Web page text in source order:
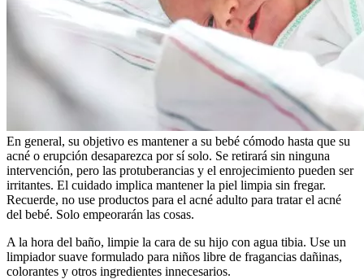
En general, su objetivo es mantener a su bebé cómodo hasta que su
acné o erupción desaparezca por sí solo. Se retirará sin ninguna
intervención, pero las protuberancias y el enrojecimiento pueden ser
irritantes. El cuidado implica mantener la piel limpia sin fregar.
Recuerde, no use productos para el acné adulto para tratar el acné
del bebé. Solo empeorarán las cosas.
A la hora del baño, limpie la cara de su hijo con agua tibia. Use un
limpiador suave formulado para niños libre de fragancias dañinas,
colorantes y otros ingredientes innecesarios.